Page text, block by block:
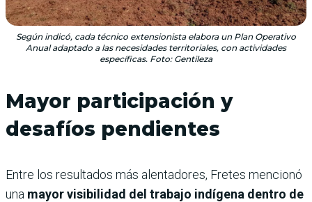
Según indicó, cada técnico extensionista elabora un Plan Operativo
Anual adaptado a las necesidades territoriales, con actividades
específicas. Foto: Gentileza
Mayor participación y
desafíos pendientes
Entre los resultados más alentadores, Fretes mencionó
una mayor visibilidad del trabajo indígena dentro de